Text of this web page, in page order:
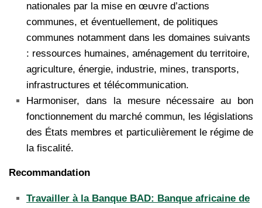
nationales par la mise en œuvre d’actions
communes, et éventuellement, de politiques
communes notamment dans les domaines suivants
: ressources humaines, aménagement du territoire,
agriculture, énergie, industrie, mines, transports,
infrastructures et télécommunication.
Harmoniser, dans la mesure nécessaire au bon
fonctionnement du marché commun, les législations
des États membres et particulièrement le régime de
la fiscalité.
Recommandation
Travailler à la Banque BAD: Banque africaine de